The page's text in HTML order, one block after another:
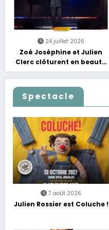
24 juillet 2026
Zoé Joséphine et Julien
Clerc clôturent en beauté
Les Nuits Francofolies au
Casino
Spectacle
7 août 2026
Julien Rossier est Coluche !